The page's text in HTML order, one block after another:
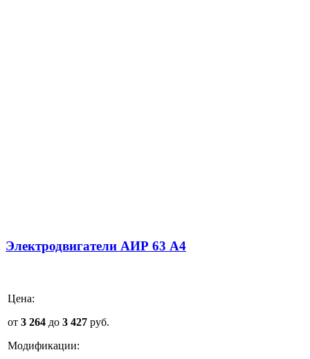
Электродвигатели АИР 63 А4
Цена:
от 3 264 до 3 427 руб.
Модификации: